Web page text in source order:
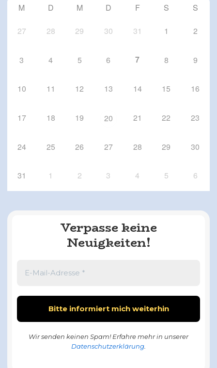
8 Okt. 26
M D M D F S S
27 28 29 30 31 1 2
3 4 5 6 7 8 9
10 11 12 13 14 15 16
17 18 19 20 21 22 23
24 25 26 27 28 29 30
31 1 2 3 4 5 6
Verpasse keine
Neuigkeiten!
Wir senden keinen Spam! Erfahre mehr in unserer
Datenschutzerklärung.